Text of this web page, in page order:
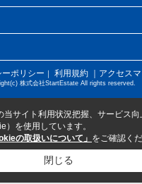
ポリシー ｜ 利用規約 ｜アクセス
株式会社StartEstate All rights reserved.
当サイト利用状況把握、サービス向
）を使用しています。
の取扱いについて」 をご確認くだ
閉じる